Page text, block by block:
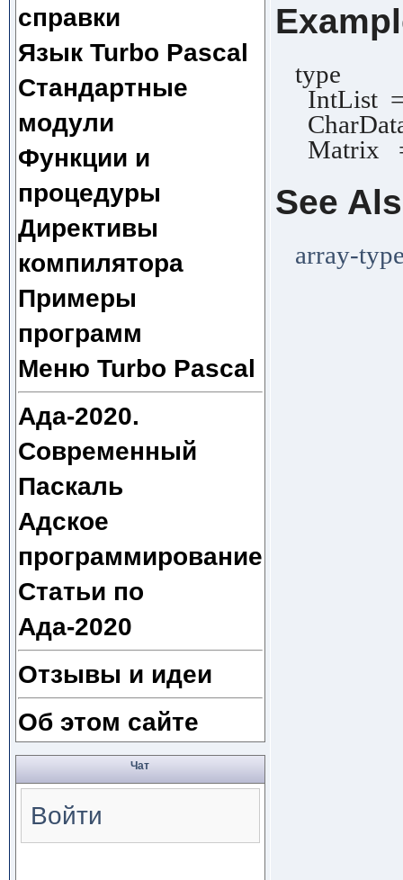
справки
Язык Turbo Pascal
Стандартные
модули
Функции и
процедуры
Директивы
компилятора
Примеры
программ
Меню Turbo Pascal
Ада-2020.
Современный
Паскаль
Адское
программирование
Статьи по
Ада-2020
Отзывы и идеи
Об этом сайте
Чат
Войти
type
IntList
Matrix
See
array-